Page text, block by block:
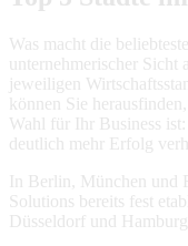
Was macht die
unternehmerischer Sicht
jeweiligen
können Sie
Wahl für Ihr Business
deutlich mehr Erfolg
In Berlin, München und
Solutions bereits fest
Düsseldorf und Hamburg